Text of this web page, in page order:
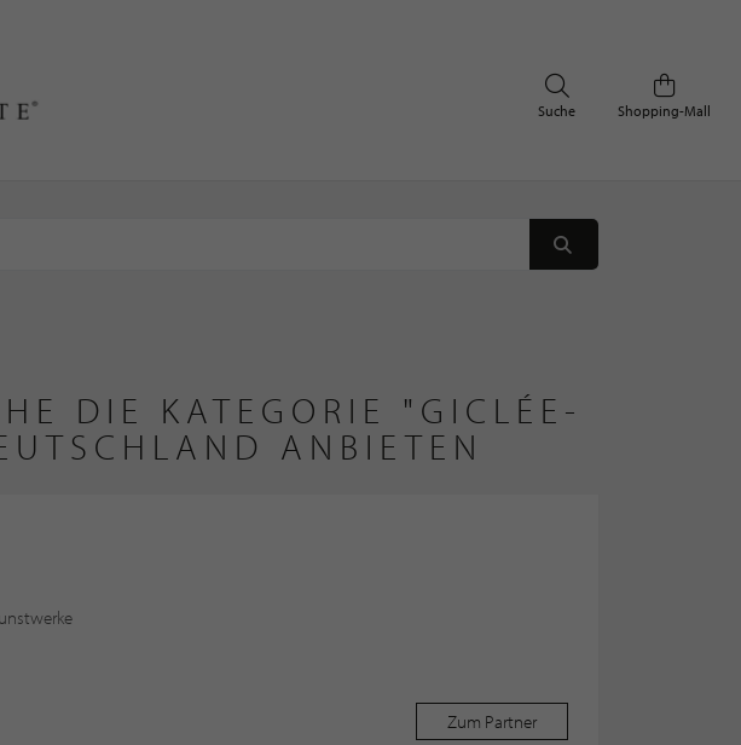
Shopping-Mall
Suche
DIE KATEGORIE "GICLÉE-
ANBIETEN
Zum Partner